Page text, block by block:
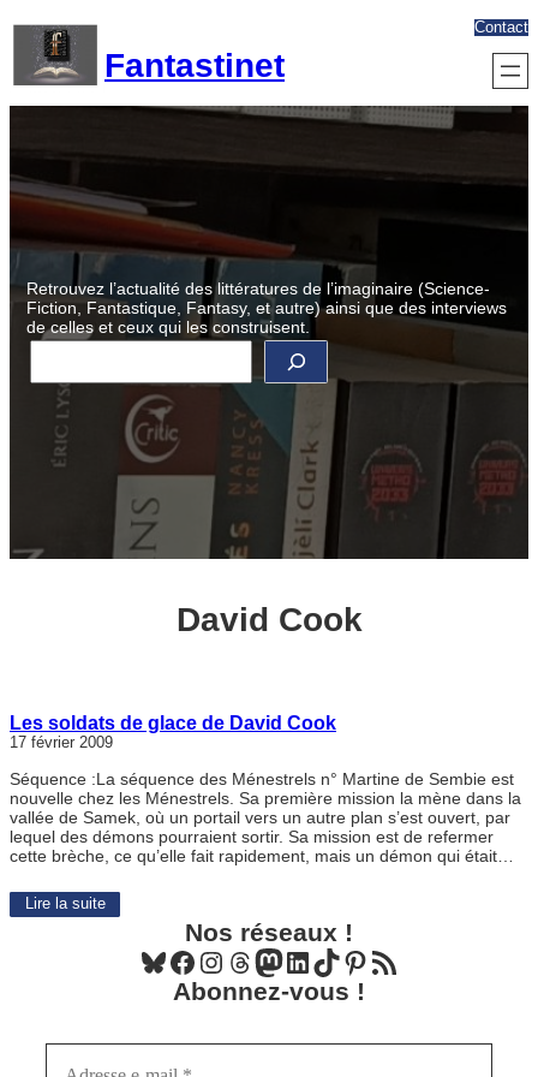
contenu
Fantastinet
Contact
Retrouvez l’actualité des littératures de l’imaginaire (Science-
Fiction, Fantastique, Fantasy, et autre) ainsi que des interviews
de celles et ceux qui les construisent.
R
c
David Cook
Les soldats de glace de David Cook
17 février 2009
Séquence :La séquence des Ménestrels n° Martine de Sembie est
nouvelle chez les Ménestrels. Sa première mission la mène dans la
vallée de Samek, où un portail vers un autre plan s’est ouvert, par
lequel des démons pourraient sortir. Sa mission est de refermer
cette brèche, ce qu’elle fait rapidement, mais un démon qui était…
Lire la suite
Nos réseaux !
Bluesky Facebook Instagram Threads Mastodon LinkedIn TikTok Pinterest Flux RSS
Abonnez-vous !